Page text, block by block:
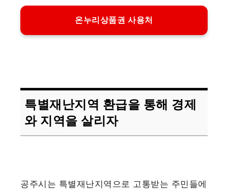
온누리상품권 사용처
특별재난지역 환급을 통해 경제
와 지역을 살리자
공주시는 특별재난지역으로 고통받는 주민들에